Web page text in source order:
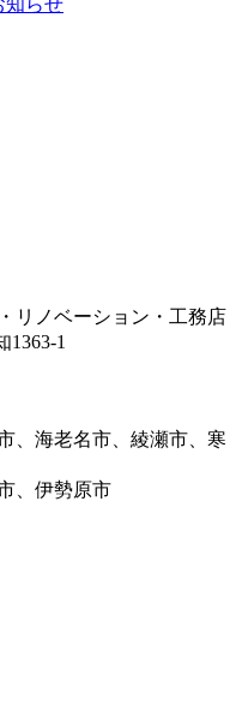
リノベーション・工務店
1363-1
、海老名市、綾瀬市、寒
、伊勢原市